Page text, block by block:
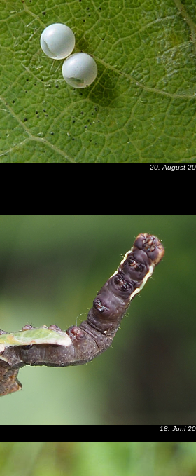
20. August
18. Juni